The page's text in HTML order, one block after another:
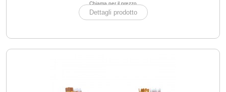
Chiama per il prezzo
Dettagli prodotto